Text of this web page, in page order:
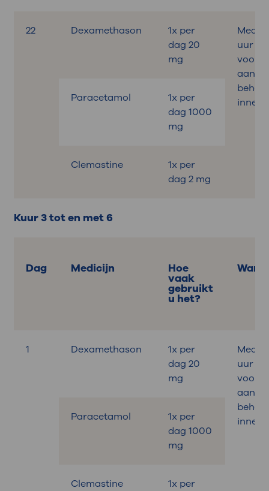
22 Dexamethason
1x per
dag 20
mg
uur
aan de
Paracetamol
1x per
dag 1000
mg
Clemastine
1x per
dag 2 mg
Kuur 3 tot en met 6
Dag Medicijn Hoe
vaak
gebruikt
u het?
1 Dexamethason
1x per
dag 20
mg
uur
aan de
Paracetamol
1x per
dag 1000
mg
Clemastine 1x per